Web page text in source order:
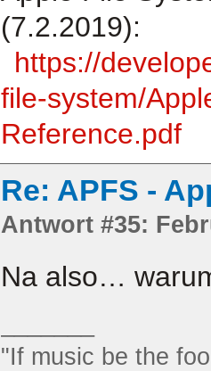
(7.2.2019):
https://
file-system/
Reference.pdf
Re: APFS -
Antwort #35:
Na also…
"If music be the